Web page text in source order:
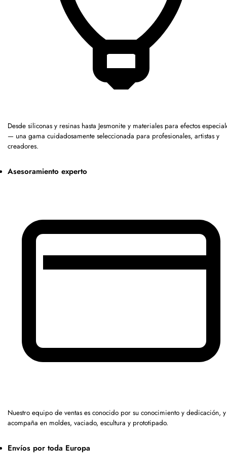
Desde siliconas y resinas hasta Jesmonite y materiales para efectos
— una gama cuidadosamente seleccionada para profesionales, artistas y
creadores.
Asesoramiento experto
Nuestro equipo de ventas es conocido por su conocimiento y dedicación,
acompaña en moldes, vaciado, escultura y prototipado.
Envíos por toda Europa